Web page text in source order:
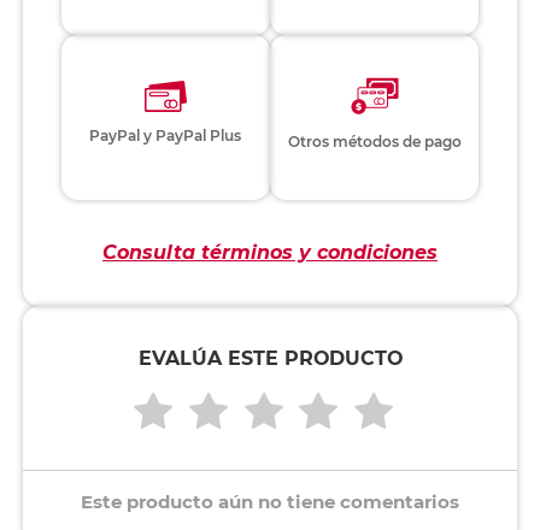
PayPal y PayPal Plus Otros métodos de pago
Consulta términos y condiciones
EVALÚA ESTE PRODUCTO
Este producto aún no tiene comentarios